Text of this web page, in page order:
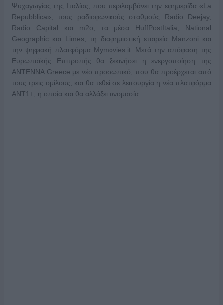
Ψυχαγωγίας της Ιταλίας, που περιλαμβάνει την εφημερίδα «La
Repubblica», τους ραδιοφωνικούς σταθμούς Radio Deejay,
Radio Capital και m2o, τα μέσα HuffPostItalia, National
Geographic και Limes, τη διαφημιστική εταιρεία Manzoni και
την ψηφιακή πλατφόρμα Mymovies.it. Μετά την απόφαση της
Ευρωπαϊκής Επιτροπής θα ξεκινήσει η ενεργοποίηση της
ΑΝΤΕΝΝΑ Greece με νέο προσωπικό, που θα προέρχεται από
τους τρεις ομίλους, και θα τεθεί σε λειτουργία η νέα πλατφόρμα
ΑΝΤ1+, η οποία και θα αλλάξει ονομασία.